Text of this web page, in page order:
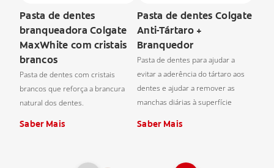
Pasta de dentes
branqueadora Colgate
MaxWhite com cristais
brancos
Pasta de dentes com cristais
brancos que reforça a brancura
natural dos dentes.
Saber Mais
Pasta de dentes Colgate
Anti-Tártaro +
Branquedor
Pasta de dentes para ajudar a
evitar a aderência do tártaro aos
dentes e ajudar a remover as
manchas diárias à superfície
Saber Mais